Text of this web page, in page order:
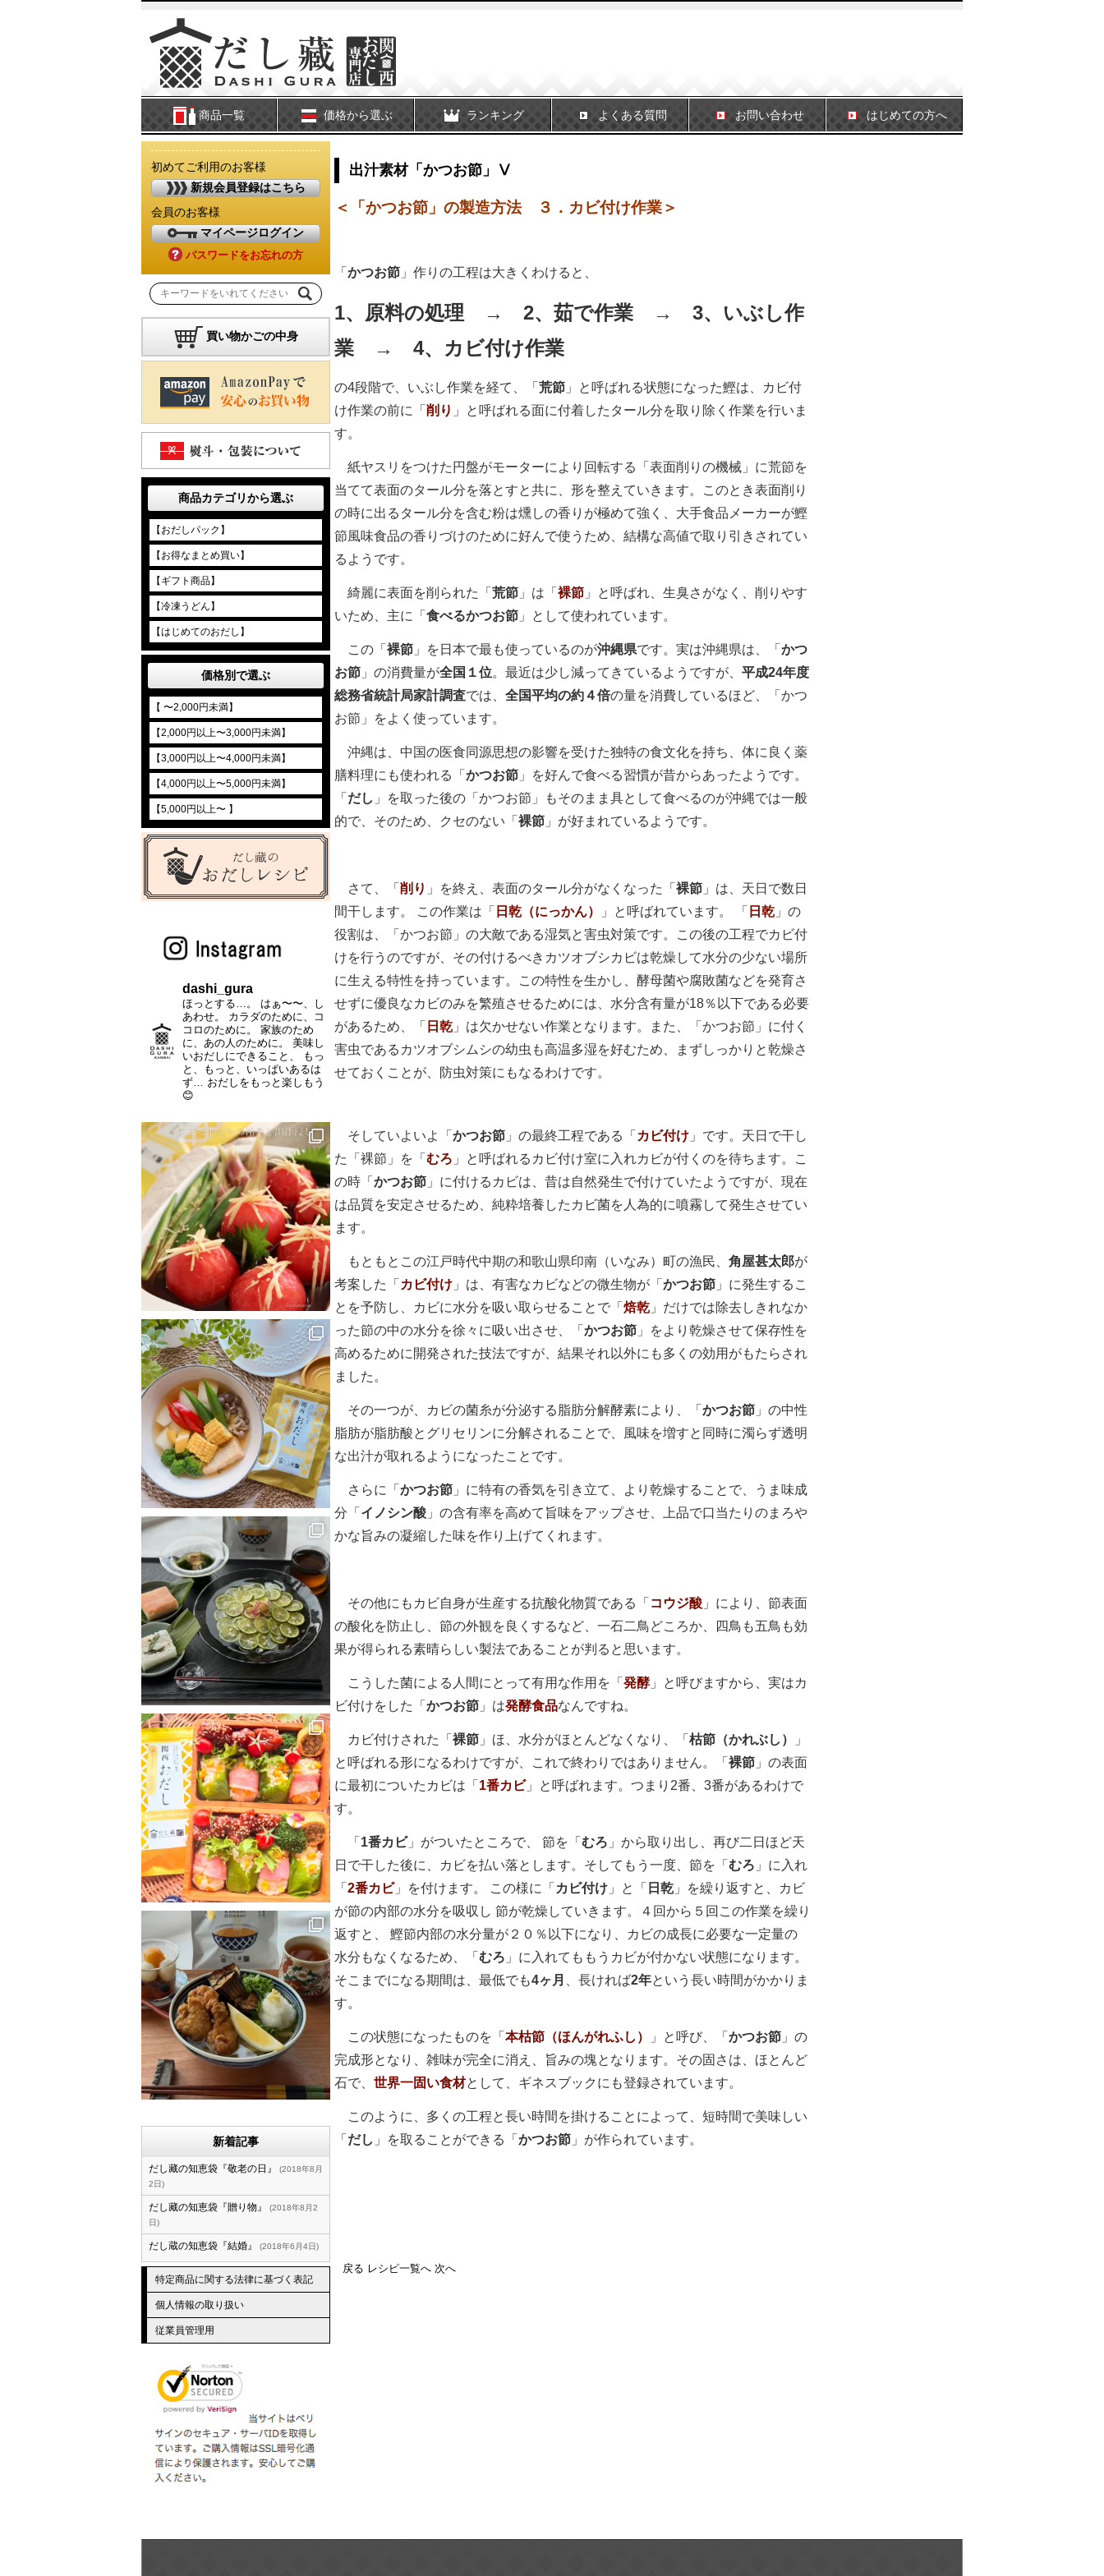
商品一覧 価格から選ぶ ランキング よくある質問 お問い合わせ はじめての方へ
初めてご利用のお客様
新規会員登録はこちら
会員のお客様
マイページログイン
パスワードをお忘れの方
買い物かごの中身
商品カテゴリから選ぶ
【おだしパック】
【お得なまとめ買い】
【ギフト商品】
【冷凍うどん】
【はじめてのおだし】
価格別で選ぶ
【 〜2,000円未満】
【2,000円以上〜3,000円未満】
【3,000円以上〜4,000円未満】
【4,000円以上〜5,000円未満】
【5,000円以上〜 】
dashi_gura
ほっとする…。
はぁ〜〜、し
あわせ。
カラダのために、コ
コロのために。
家族のため
に、あの人のために。
美味し
いおだしにできること、
もっ
と、もっと、いっぱいあるは
ず…
おだしをもっと楽しもう
😊
新着記事
だし藏の知恵袋『敬老の日』
2018年8月
2日
だし藏の知恵袋『贈り物』
2018年8月2
日
だし蔵の知恵袋『結婚』 2018年6月4日
特定商品に関する法律に基づく表記
個人情報の取り扱い
従業員管理用
出汁素材「かつお節」Ⅴ
＜「かつお節」の製造方法 ３．カビ付け作業＞
「 かつお節 」作りの工程は大きくわけると、
1、原料の処理 → 2、茹で作業 → 3、いぶし作
業 → 4、カビ付け作業
の4段階で、いぶし作業を経て、「 荒節 」と呼ばれる状態になった鰹は、カビ付
け作業の前に「 削り 」と呼ばれる面に付着したタール分を取り除く作業を行いま
す。
紙ヤスリをつけた円盤がモーターにより回転する「表面削りの機械」に荒節を
当てて表面のタール分を落とすと共に、形を整えていきます。
このとき表面削り
の時に出るタール分を含む粉は燻しの香りが極めて強く、大手食品メーカーが鰹
節風味食品の香りづけのために好んで使うため、結構な高値で取り引きされてい
るようです。
綺麗に表面を削られた「 荒節 」は「 裸節 」と呼ばれ、生臭さがなく、削りやす
いため、主に「 食べるかつお節 」として使われています。
この「 裸節 」を日本で最も使っているのが沖縄県です。 実は沖縄県は、「 かつ
お節 」の消費量が全国１位。最近は少し減ってきているようですが、 平成24年度
総務省統計局家計調査では、 全国平均の約４倍の量を消費しているほど、「かつ
お節」をよく使っています。
沖縄は、中国の医食同源思想の影響を受けた独特の食文化を持ち、体に良く薬
膳料理にも使われる「 かつお節 」を好んで食べる習慣が昔からあったようです。
「 だし 」を取った後の「かつお節」もそのまま具として食べるのが沖縄では一般
的で、そのため、クセのない「 裸節 」が好まれているようです。
さて、「 削り 」を終え、表面のタール分がなくなった「 裸節 」は、天日で数日
間干します。 この作業は「 日乾（にっかん） 」と呼ばれています。 「 日乾 」の
役割は、「かつお節」の大敵である湿気と害虫対策です。この後の工程でカビ付
けを行うのですが、その付けるべきカツオブシカビは乾燥して水分の少ない場所
に生える特性を持っています。
この特性を生かし、酵母菌や腐敗菌などを発育さ
せずに優良なカビのみを繁殖させるためには、水分含有量が18％以下である必要
があるため、「 日乾 」は欠かせない作業となります。
また、「かつお節」に付く
害虫であるカツオブシムシの幼虫も高温多湿を好むため、まずしっかりと乾燥さ
せておくことが、防虫対策にもなるわけです。
そしていよいよ「 かつお節 」の最終工程である「 カビ付け 」です。 天日で干し
た「裸節」を「 むろ 」と呼ばれるカビ付け室に入れカビが付くのを待ちます。
こ
の時「 かつお節 」に付けるカビは、昔は自然発生で付けていたようですが、現在
は品質を安定させるため、純粋培養したカビ菌を人為的に噴霧して発生させてい
ます。
もともとこの江戸時代中期の和歌山県印南（いなみ）町の漁民、 角屋甚太郎が
考案した「 カビ付け 」は、有害なカビなどの微生物が「 かつお節 」に発生するこ
とを予防し、カビに水分を吸い取らせることで「 焙乾 」だけでは除去しきれなか
った節の中の水分を徐々に吸い出させ、「 かつお節 」をより乾燥させて保存性を
高めるために開発された技法ですが、結果それ以外にも多くの効用がもたらされ
ました。
その一つが、カビの菌糸が分泌する脂肪分解酵素により、「 かつお節 」の中性
脂肪が脂肪酸とグリセリンに分解されることで、風味を増すと同時に濁らず透明
な出汁が取れるようになったことです。
さらに「 かつお節 」に特有の香気を引き立て、より乾燥することで、うま味成
分「 イノシン酸 」の含有率を高めて旨味をアップさせ、上品で口当たりのまろや
かな旨みの凝縮した味を作り上げてくれます。
その他にもカビ自身が生産する抗酸化物質である「 コウジ酸 」により、節表面
の酸化を防止し、節の外観を良くするなど、一石二鳥どころか、四鳥も五鳥も効
果が得られる素晴らしい製法であることが判ると思います。
こうした菌による人間にとって有用な作用を「 発酵」と呼びますから、実はカ
ビ付けをした「 かつお節 」は発酵食品なんですね。
カビ付けされた「 裸節 」ほ、水分がほとんどなくなり、「 枯節（かれぶし）
」
と呼ばれる形になるわけですが、これで終わりではありません。
「 裸節 」の表面
に最初についたカビは「 1番カビ」と呼ばれます。つまり2番、3番があるわけで
す。
「 1番カビ」がついたところで、 節を「 むろ 」から取り出し、再び二日ほど天
日で干した後に、カビを払い落とします。 そしてもう一度、節を「 むろ 」に入れ
「 2番カビ」を付けます。 この様に「 カビ付け 」と「 日乾 」を繰り返すと、カビ
が節の内部の水分を吸収し 節が乾燥していきます。
４回から５回この作業を繰り
返すと、 鰹節内部の水分量が２０％以下になり、カビの成長に必要な一定量の
水分もなくなるため、「 むろ 」に入れてももうカビが付かない状態になります。
そこまでになる期間は、最低でも4ヶ月 、長ければ2年という長い時間がかかりま
す。
この状態になったものを「 本枯節（ほんがれふし） 」と呼び、「 かつお節 」の
完成形となり、雑味が完全に消え、旨みの塊となります。その固さは、ほとんど
石で、 世界一固い食材として、ギネスブックにも登録されています。
このように、多くの工程と長い時間を掛けることによって、短時間で美味しい
「 だし 」を取ることができる「 かつお節 」が作られています。
戻る レシピ一覧へ 次へ